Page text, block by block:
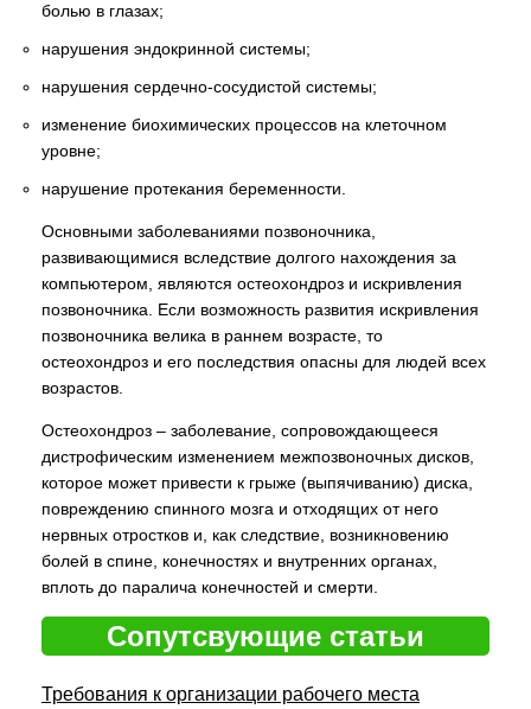
болью в глазах;
нарушения эндокринной системы;
нарушения сердечно-сосудистой системы;
изменение биохимических процессов на клеточном
уровне;
нарушение протекания беременности.
Основными заболеваниями позвоночника,
развивающимися вследствие долгого нахождения за
компьютером, являются остеохондроз и искривления
позвоночника. Если возможность развития искривления
позвоночника велика в раннем возрасте, то
остеохондроз и его последствия опасны для людей всех
возрастов.
Остеохондроз – заболевание, сопровождающееся
дистрофическим изменением межпозвоночных дисков,
которое может привести к грыже (выпячиванию) диска,
повреждению спинного мозга и отходящих от него
нервных отростков и, как следствие, возникновению
болей в спине, конечностях и внутренних органах,
вплоть до паралича конечностей и смерти.
Сопутсвующие статьи
Требования к организации рабочего места